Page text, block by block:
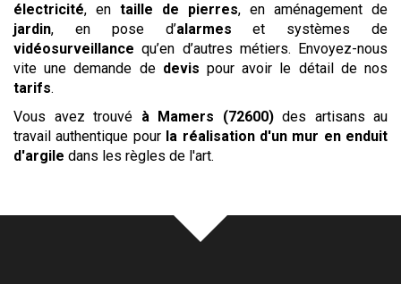
électricité, en taille de pierres, en aménagement de
jardin, en pose d’alarmes et systèmes de
vidéosurveillance qu’en d’autres métiers. Envoyez-nous
vite une demande de devis pour avoir le détail de nos
tarifs.
Vous avez trouvé à Mamers (72600) des artisans au
travail authentique pour la réalisation d'un mur en enduit
d'argile dans les règles de l'art.